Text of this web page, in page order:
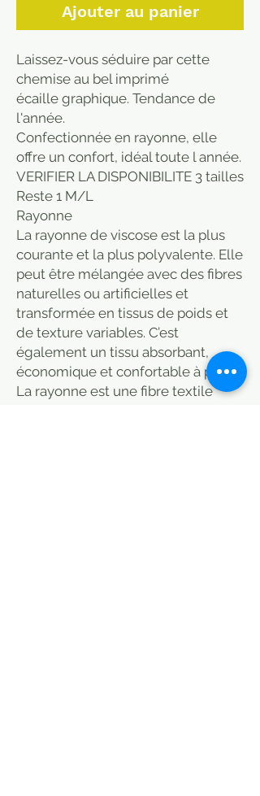
Ajouter au panier
Laissez-vous séduire par cette
chemise au bel imprimé
écaille graphique. Tendance de
l'année.
Confectionnée en rayonne, elle
offre un confort, idéal toute l année.
VERIFIER LA DISPONIBILITE 3 tailles
Reste 1 M/L
Rayonne
La rayonne de viscose est la plus
courante et la plus polyvalente. Elle
peut être mélangée avec des fibres
naturelles ou artificielles et
transformée en tissus de poids et
de texture variables. C’est
également un tissu absorbant,
économique et confortable à porter.
La rayonne est une fibre textile